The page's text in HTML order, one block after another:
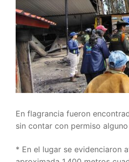
En flagrancia fueron
sin contar con permiso alguno
* En el lugar se evidenciaron